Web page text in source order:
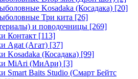
Kosadaka (Косадака) [20]
Три кита [26]
и поводочницы [269]
Контакт [113]
Agat (Агат) [37]
Kosadaka (Косадака) [99]
MiAri (МиАри) [3]
Smart Baits Studio (Смарт Бейтс